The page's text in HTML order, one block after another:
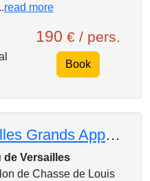
read more
190 € / pers.
Book
Versailles Grands Appartements
de Versailles
de Chasse de Louis